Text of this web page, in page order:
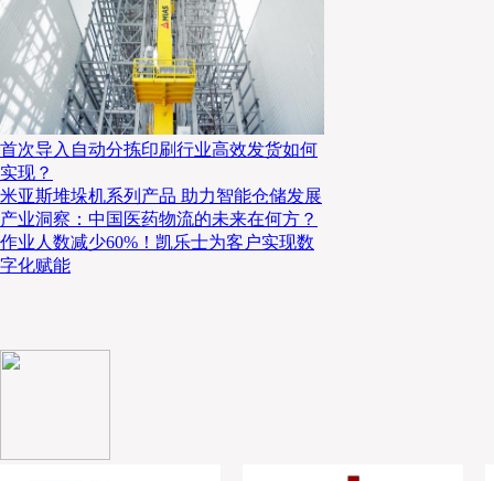
波司登总经理戴建国首先表明了一点，目前时尚品市场的环
首次导入自动分拣印刷行业高效发货如何
实现？
米亚斯堆垛机系列产品 助力智能仓储发展
产业洞察：中国医药物流的未来在何方？
作业人数减少60%！凯乐士为客户实现数
字化赋能